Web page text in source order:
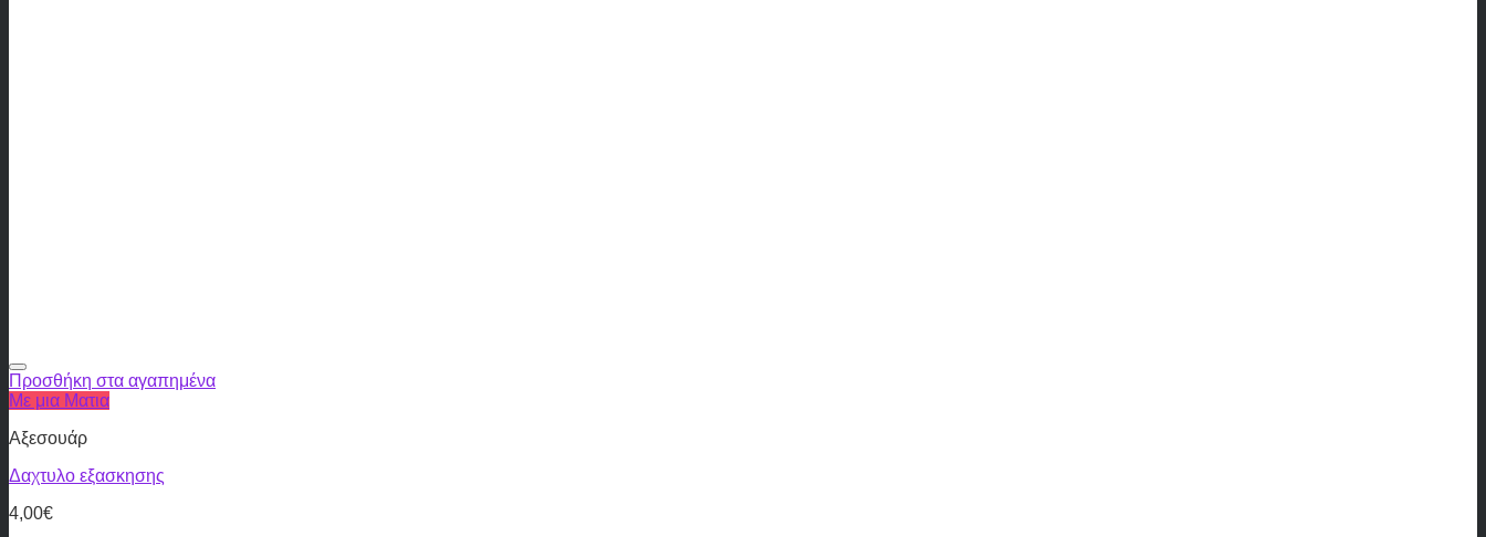
Προσθήκη στα αγαπημένα
Με μια Ματια
Αξεσουάρ
Δαχτυλο εξασκησης
4,00€